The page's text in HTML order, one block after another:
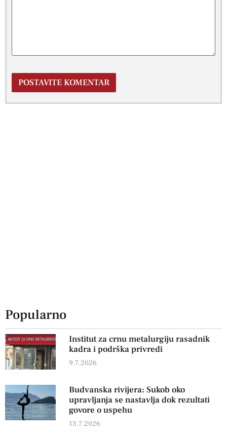
Popularno
Institut za crnu metalurgiju rasadnik
kadra i podrška privredi
9.7.2026
Budvanska rivijera: Sukob oko
upravljanja se nastavlja dok rezultati
govore o uspehu
13.7.2026